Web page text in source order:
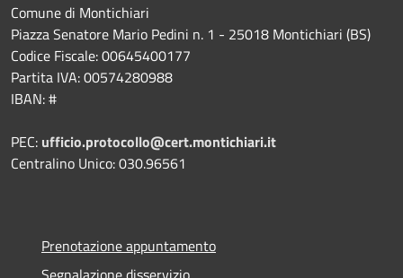
Comune di Montichiari
Piazza Senatore Mario Pedini n. 1 - 25018 Montichiari (BS)
Codice Fiscale: 00645400177
Partita IVA: 00574280988
IBAN: #
PEC: ufficio.protocollo@cert.montichiari.it
Centralino Unico: 030.96561
Prenotazione appuntamento